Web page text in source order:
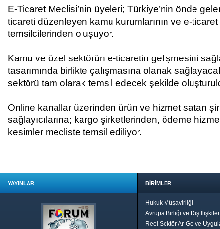
E-Ticaret Meclisi’nin üyeleri; Türkiye’nin önde
ticareti düzenleyen kamu kurumlarının ve e-
temsilcilerinden oluşuyor.
Kamu ve özel sektörün e-ticaretin gelişmesini
tasarımında birlikte çalışmasına olanak
sektörü tam olarak temsil edecek şekilde
Online kanallar üzerinden ürün ve hizmet satan
sağlayıcılarına; kargo şirketlerinden, ödeme
kesimler mecliste temsil ediliyor.
YAYINLAR BİRİMLER
Hukuk Müşavirliği
Avrupa Birliği ve Dış
Reel Sektör Ar-Ge ve